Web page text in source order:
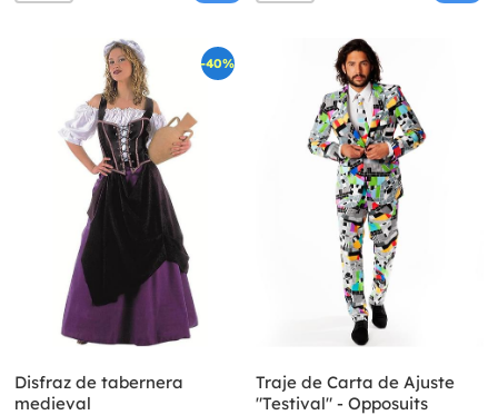
-40%
Disfraz de tabernera
medieval
Traje de Carta de Ajuste
"Testival" - Opposuits